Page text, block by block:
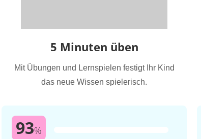
5 Minuten üben
Mit Übungen und Lernspielen festigt Ihr Kind
das neue Wissen spielerisch.
93%